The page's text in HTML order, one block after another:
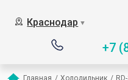
Краснодар ▼
+7
Главная / Холодильник /